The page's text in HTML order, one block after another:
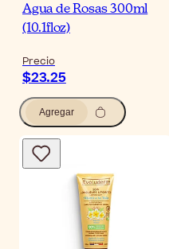
Agua de Rosas 300ml
(10.1floz)
Precio
$23.25
Agregar